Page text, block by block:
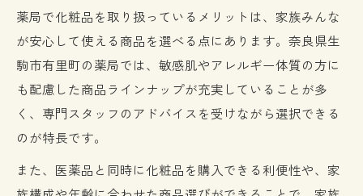
薬局で化粧品を取り扱っているメリットは、家族みんな
が安心して使える商品を選べる点にあります。奈良県生
駒市有里町の薬局では、敏感肌やアレルギー体質の方に
も配慮した商品ラインナップが充実していることが多
く、専門スタッフのアドバイスを受けながら選択できる
のが特長です。
また、医薬品と同時に化粧品を購入できる利便性や、家